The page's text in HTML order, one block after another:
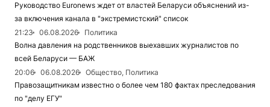
Руководство Euronews ждет от властей Беларуси объяснений из-
за включения канала в "экстремистский" список
21:23
06.08.2026
Политика
Волна давления на родственников выехавших журналистов по
всей Беларуси — БАЖ
20:06
06.08.2026
Общество, Политика
Правозащитникам известно о более чем 180 фактах преследования
по "делу ЕГУ"